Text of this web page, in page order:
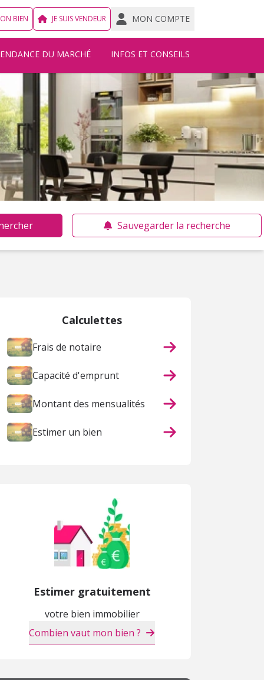
BIEN JE SUIS VENDEUR MON COMPTE
DU MARCHÉ INFOS ET CONSEILS
Sauvegarder la recherche
Calculettes
Frais de notaire
Capacité d'emprunt
Montant des mensualités
Estimer un bien
Estimer gratuitement
votre bien immobilier
Combien vaut mon bien ?